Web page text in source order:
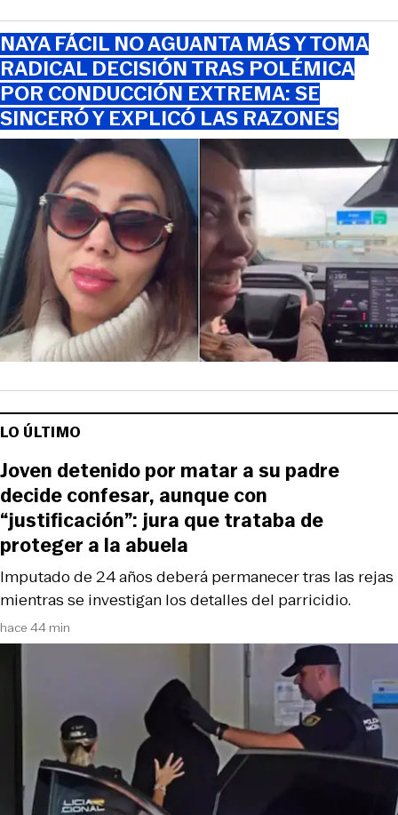
NAYA FÁCIL NO AGUANTA MÁS Y TOMA
RADICAL DECISIÓN TRAS POLÉMICA
POR CONDUCCIÓN EXTREMA: SE
SINCERÓ Y EXPLICÓ LAS RAZONES
LO ÚLTIMO
hace 44 min
Imputado de 24 años deberá permanecer tras las rejas
mientras se investigan los detalles del parricidio.
Joven detenido por matar a su padre
decide confesar, aunque con
“justificación”: jura que trataba de
proteger a la abuela